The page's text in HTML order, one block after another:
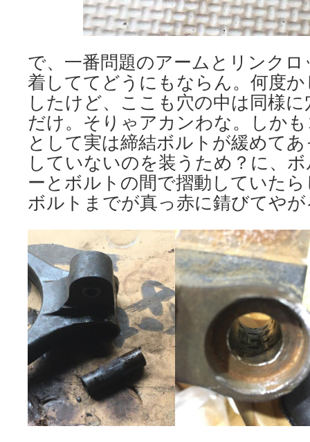
で、一番問題のアームとリンク
着しててどうにもならん。何度
したけど、ここも穴の中は同様
だけ。そりゃアカンわな。しか
として実は締結ボルトが緩めて
していないのを装うため？に、
ーとボルトの間で摺動していた
ボルトまでが真っ赤に錆びてやが